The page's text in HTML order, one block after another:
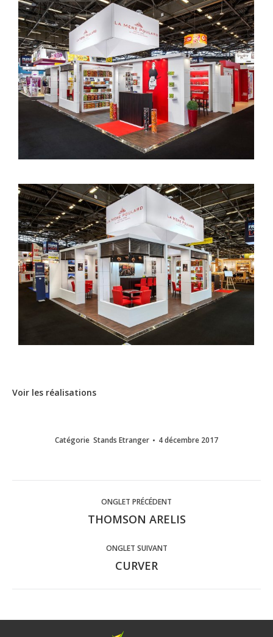
Voir les réalisations
Catégorie Stands Etranger 4 décembre 2017
Navigation
commentaire
ONGLET PRÉCÉDENT
Onglet
THOMSON ARELIS
ONGLET SUIVANT
Onglet
CURVER